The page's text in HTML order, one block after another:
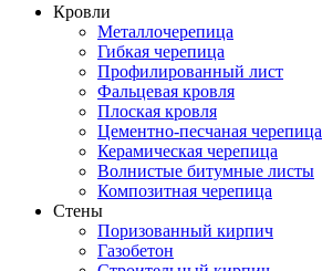
Кровли
Металлочерепица
Гибкая черепица
Профилированный лист
Фальцевая кровля
Плоская кровля
Цементно-песчаная черепица
Керамическая черепица
Волнистые битумные листы
Композитная черепица
Стены
Поризованный кирпич
Газобетон